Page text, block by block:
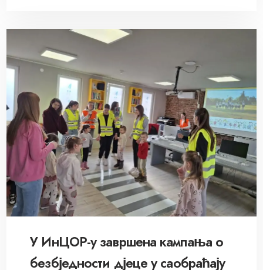
У ИнЦОР-у завршена кампања о
безбједности дјеце у саобраћају